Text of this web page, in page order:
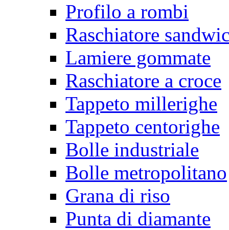
Profilo a rombi
Raschiatore
Lamiere gommate
Raschiatore a croce
Tappeto millerighe
Tappeto centorighe
Bolle industriale
Bolle metropolitano
Grana di riso
Punta di diamante